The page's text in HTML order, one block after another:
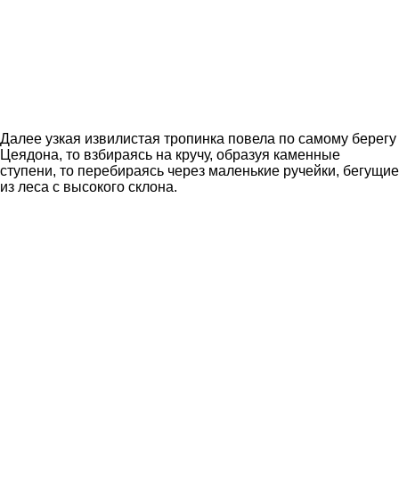
Далее узкая извилистая тропинка повела по самому берегу
Цеядона, то взбираясь на кручу, образуя каменные
ступени, то перебираясь через маленькие ручейки, бегущие
из леса с высокого склона.